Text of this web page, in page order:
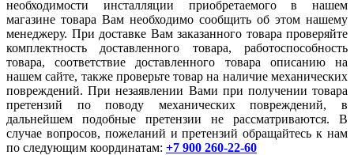
необходимости инсталляции приобретаемого в нашем
магазине товара Вам необходимо сообщить об этом нашему
менеджеру. При доставке Вам заказанного товара проверяйте
комплектность доставленного товара, работоспособность
товара, соответствие доставленного товара описанию на
нашем сайте, также проверьте товар на наличие механических
повреждений. При незаявлении Вами при получении товара
претензий по поводу механических повреждений, в
дальнейшем подобные претензии не рассматриваются. В
случае вопросов, пожеланий и претензий обращайтесь к нам
по следующим координатам: +7 900 260-22-60